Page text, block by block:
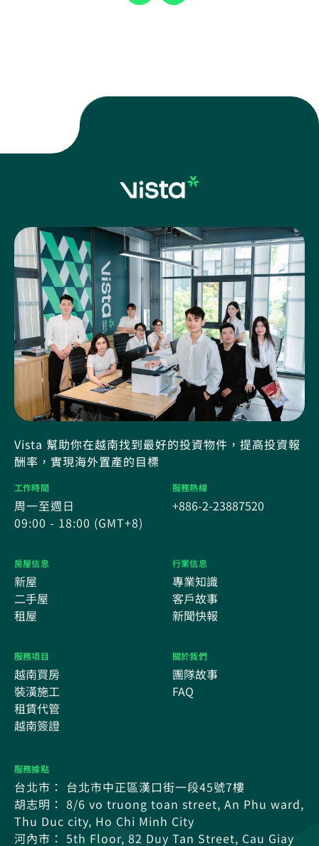
Vista 幫助你在越南找到最好的投資物件，提高投資報
酬率，實現海外置產的目標
工作時間
周一至週日
09:00 - 18:00 (GMT+8)
服務熱線
+886-2-23887520
房屋信息
新屋
二手屋
租屋
行業信息
專業知識
客戶故事
新聞快報
服務項目
越南買房
裝潢施工
租賃代管
越南簽證
關於我們
團隊故事
FAQ
服務據點
台北市： 台北市中正區漢口街一段45號7樓
胡志明： 8/6 vo truong toan street, An Phu ward,
Thu Duc city, Ho Chi Minh City
河內市： 5th Floor, 82 Duy Tan Street, Cau Giay